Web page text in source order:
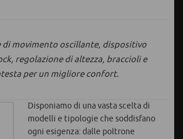
di movimento oscillante, dispositivo
regolazione di altezza, braccioli e
per un migliore confort.
Disponiamo di una vasta scelta di
modelli e tipologie che soddisfano
ogni esigenza: dalle poltrone